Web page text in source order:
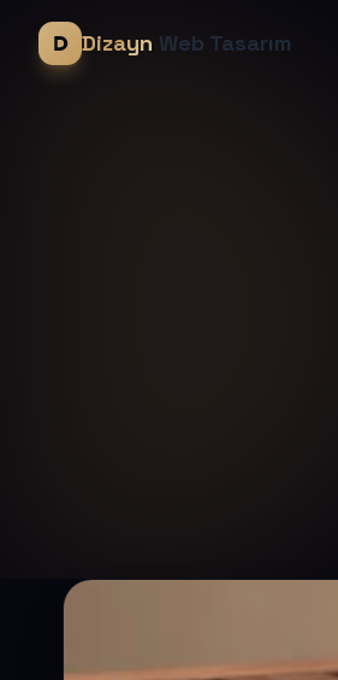
Dizayn Web Tasarım